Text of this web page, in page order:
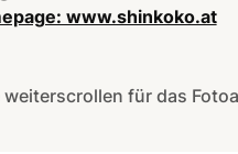
www.shinkoko.at
weiterscrollen für das